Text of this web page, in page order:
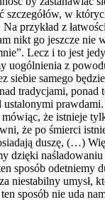
szczegółów, w
przykład z
nikt go jeszcze nie
Lecz i to jest
uogólnienia z
siebie samego
tradycjami, ponad
ustalonymi
że istnieje
że po śmierci
duszę, (…)
dzięki
sposób odetniemy
niestabilny umysł,
sposób nie uda